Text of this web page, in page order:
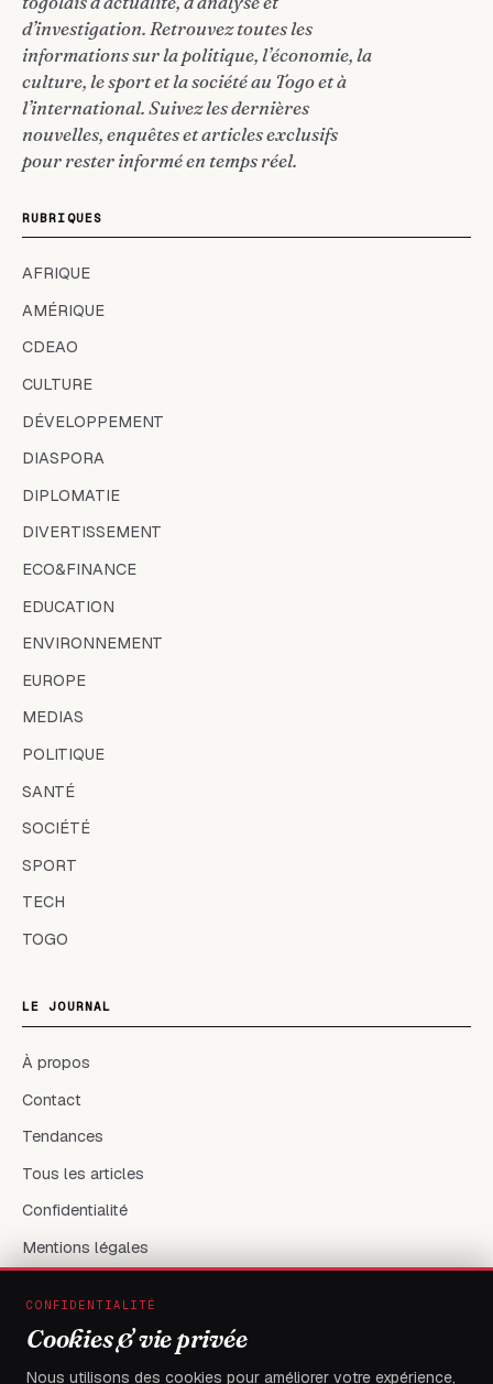
d’investigation. Retrouvez toutes les
informations sur la politique, l’économie, la
culture, le sport et la société au Togo et à
l’international. Suivez les dernières
nouvelles, enquêtes et articles exclusifs
pour rester informé en temps réel.
RUBRIQUES
AFRIQUE
AMÉRIQUE
CDEAO
CULTURE
DÉVELOPPEMENT
DIASPORA
DIPLOMATIE
DIVERTISSEMENT
ECO&FINANCE
EDUCATION
ENVIRONNEMENT
EUROPE
MEDIAS
POLITIQUE
SANTÉ
SOCIÉTÉ
SPORT
TECH
TOGO
LE JOURNAL
À propos
Contact
Tendances
Tous les articles
Confidentialité
Mentions légales
X / Twitter
CONFIDENTIALITÉ
Cookies & vie privée
Nous utilisons des cookies pour améliorer votre expérience,